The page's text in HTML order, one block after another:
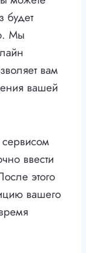
будет
Мы
вам
вашей
сервисом
ввести
этого
вашего